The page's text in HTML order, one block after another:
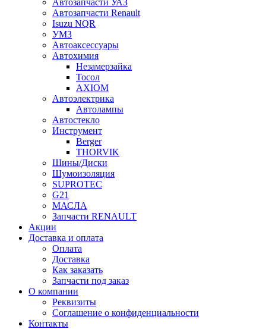
Автозапчасти Renault
Isuzu NQR
УМЗ
Автоаксессуары
Автохимия
Незамерзайка
Тосол
AXIOM
Автоэлектрика
Автолампы
Автостекло
Инструмент
Berger
THORVIK
Шины/Диски
Шумоизоляция
SUPROTEC
G21
МАСЛА
Запчасти RENAULT
Акции
Доставка и оплата
Оплата
Доставка
Как заказать
Запчасти под заказ
О компании
Реквизиты
Соглашение о конфиденциальности
Контакты